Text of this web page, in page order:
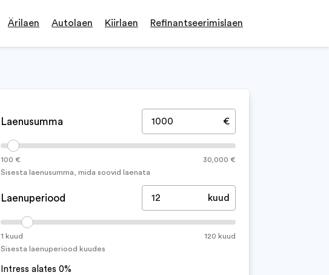
Ärilaen Autolaen Kiirlaen Refinantseerimislaen
Laenusumma €
100 €
30,000 €
Sisesta laenusumma, mida soovid laenata
Laenuperiood kuud
1 kuud
120 kuud
Sisesta laenuperiood kuudes
Intress alates 0%